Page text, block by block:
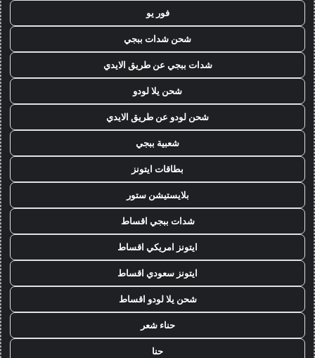
فور يو
شحن شدات ببجي
شدات ببجي عن طريق الايدي
شحن يلا لودو
شحن لودو عن طريق الايدي
شعبية ببجي
بطاقات ايتونز
بلايستيشن ستور
شدات ببجي اقساط
ايتونز امريكي اقساط
ايتونز سعودي اقساط
شحن يلا لودو اقساط
حناء شعر
حنا